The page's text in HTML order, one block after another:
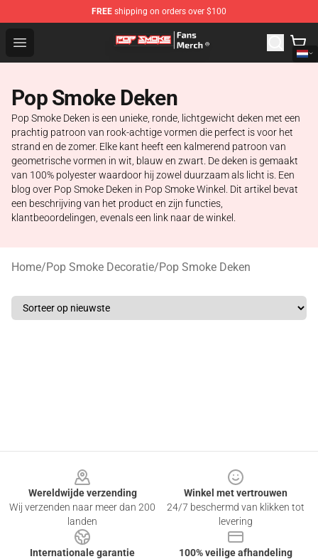
FREE shipping on orders over $100
Open menu
Pop Smoke Store - Official Pop Smoke Merchandise
Pop Smoke Deken
Pop Smoke Deken is een unieke, ronde, lichtgewicht deken met een
prachtig patroon van rook-achtige vormen die perfect is voor het
strand en de zomer. Elke kant heeft een kalmerend patroon van
geometrische vormen in wit, blauw en zwart. De deken is gemaakt
van 100% polyester waardoor hij zowel duurzaam als licht is. Een
blog over Pop Smoke Deken in Pop Smoke Winkel. Dit artikel bevat
een beschrijving van het product en zijn functies,
klantbeoordelingen, evenals een link naar de winkel.
Home/Pop Smoke Decoratie/Pop Smoke Deken
Wereldwijde verzending
Wij verzenden naar meer dan 200
landen
Winkel met vertrouwen
24/7 beschermd van klikken tot
levering
Internationale garantie
100% veilige afhandeling